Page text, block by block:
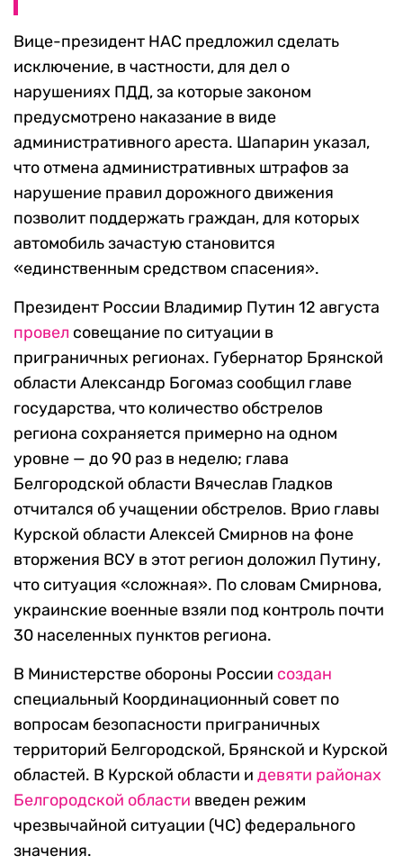
Вице-президент НАС предложил сделать
исключение, в частности, для дел о
нарушениях ПДД, за которые законом
предусмотрено наказание в виде
административного ареста. Шапарин указал,
что отмена административных штрафов за
нарушение правил дорожного движения
позволит поддержать граждан, для которых
автомобиль зачастую становится
«единственным средством спасения».
Президент России Владимир Путин 12 августа
провел совещание по ситуации в
приграничных регионах. Губернатор Брянской
области Александр Богомаз сообщил главе
государства, что количество обстрелов
региона сохраняется примерно на одном
уровне — до 90 раз в неделю; глава
Белгородской области Вячеслав Гладков
отчитался об учащении обстрелов. Врио главы
Курской области Алексей Смирнов на фоне
вторжения ВСУ в этот регион доложил Путину,
что ситуация «сложная». По словам Смирнова,
украинские военные взяли под контроль почти
30 населенных пунктов региона.
В Министерстве обороны России создан
специальный Координационный совет по
вопросам безопасности приграничных
территорий Белгородской, Брянской и Курской
областей. В Курской области и девяти районах
Белгородской области введен режим
чрезвычайной ситуации (ЧС) федерального
значения.